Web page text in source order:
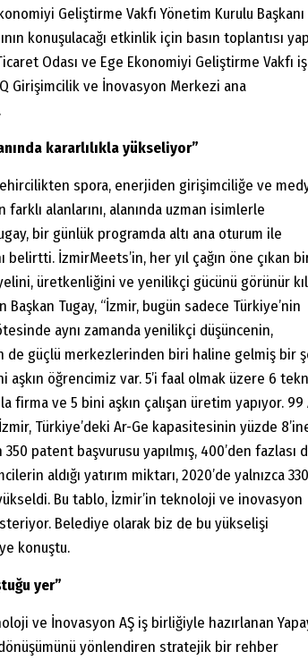
Geliştirme Vakfı Yönetim Kurulu Başkanı
konuşulacağı etkinlik için basın toplantısı
Odası ve Ege Ekonomiyi Geliştirme Vakfı iş
Girişimcilik ve İnovasyon Merkezi ana
kararlılıkla yükseliyor”
spora, enerjiden girişimciliğe ve
alanlarını, alanında uzman isimlerle
bir günlük programda altı ana oturum ile
belirtti. İzmirMeets’in, her yıl çağın öne çıkan
üretkenliğini ve yenilikçi gücünü görünür
Tugay, “İzmir, bugün sadece Türkiye’nin
aynı zamanda yenilikçi düşüncenin,
güçlü merkezlerinden biri haline gelmiş bir
öğrencimiz var. 5’i faal olmak üzere 6
ve 5 bini aşkın çalışan üretim yapıyor. 99
Türkiye’deki Ar-Ge kapasitesinin yüzde
patent başvurusu yapılmış, 400’den fazlası
aldığı yatırım miktarı, 2020’de yalnızca
Bu tablo, İzmir’in teknoloji ve inovasyon
Belediye olarak biz de bu yükselişi
konuştu.
yer”
ve İnovasyon AŞ iş birliğiyle hazırlanan
yönlendiren stratejik bir rehber